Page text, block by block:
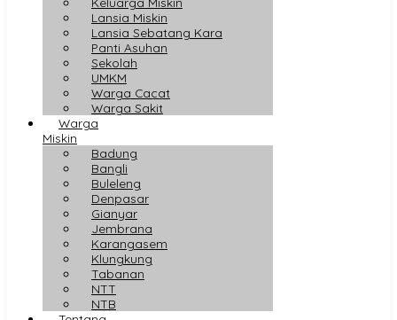
Lansia Miskin
Lansia Sebatang Kara
Panti Asuhan
Sekolah
UMKM
Warga Cacat
Warga Sakit
Warga
Miskin
Badung
Bangli
Buleleng
Denpasar
Gianyar
Jembrana
Karangasem
Klungkung
Tabanan
NTT
NTB